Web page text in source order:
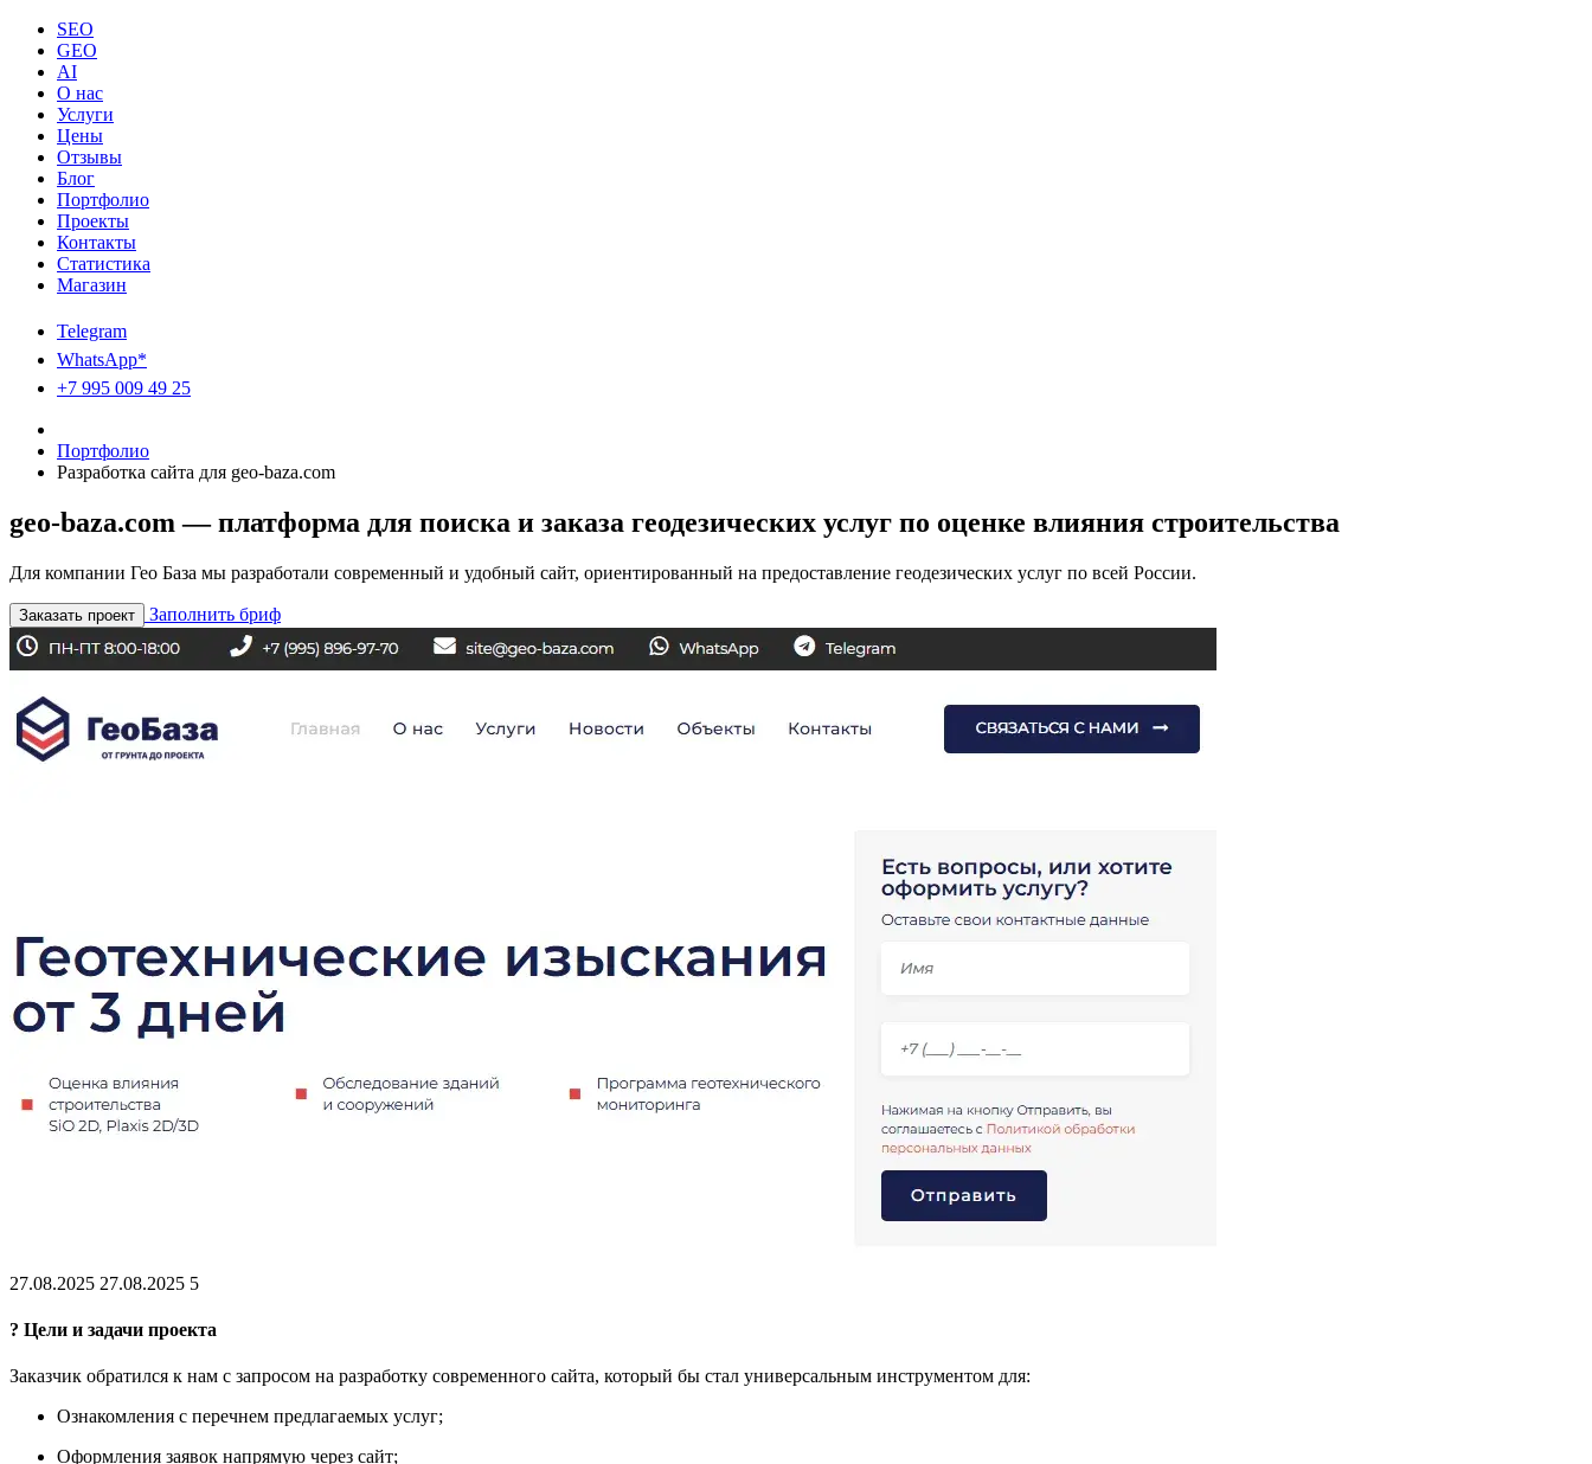
SEO
GEO
AI
О нас
Услуги
Цены
Отзывы
Блог
Портфолио
Проекты
Контакты
Статистика
Магазин
Telegram
WhatsApp*
+7 995 009 49 25
Портфолио
Разработка сайта для geo-baza.com
geo-baza.com — платформа для поиска и заказа геодезических услуг по оценке влияния строительства
Для компании Гео База мы разработали современный и удобный сайт, ориентированный на предоставление геодезических услуг по всей России.
Заказать проект Заполнить бриф
27.08.2025 27.08.2025 5
? Цели и задачи проекта
Заказчик обратился к нам с запросом на разработку современного сайта, который бы стал универсальным инструментом для:
Ознакомления с перечнем предлагаемых услуг;
Оформления заявок напрямую через сайт;